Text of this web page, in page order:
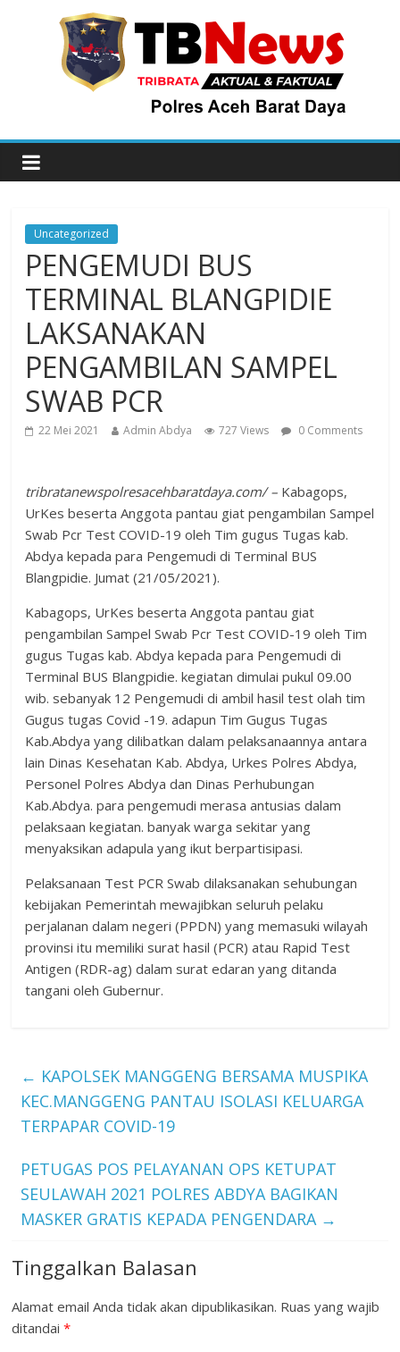
Uncategorized
PENGEMUDI BUS
TERMINAL BLANGPIDIE
LAKSANAKAN
PENGAMBILAN SAMPEL
SWAB PCR
22 Mei 2021 Admin Abdya 727 Views 0 Comments
tribratanewspolresacehbaratdaya.com/ – Kabagops,
UrKes beserta Anggota pantau giat pengambilan Sampel
Swab Pcr Test COVID-19 oleh Tim gugus Tugas kab.
Abdya kepada para Pengemudi di Terminal BUS
Blangpidie. Jumat (21/05/2021).
Kabagops, UrKes beserta Anggota pantau giat
pengambilan Sampel Swab Pcr Test COVID-19 oleh Tim
gugus Tugas kab. Abdya kepada para Pengemudi di
Terminal BUS Blangpidie. kegiatan dimulai pukul 09.00
wib. sebanyak 12 Pengemudi di ambil hasil test olah tim
Gugus tugas Covid -19. adapun Tim Gugus Tugas
Kab.Abdya yang dilibatkan dalam pelaksanaannya antara
lain Dinas Kesehatan Kab. Abdya, Urkes Polres Abdya,
Personel Polres Abdya dan Dinas Perhubungan
Kab.Abdya. para pengemudi merasa antusias dalam
pelaksaan kegiatan. banyak warga sekitar yang
menyaksikan adapula yang ikut berpartisipasi.
Pelaksanaan Test PCR Swab dilaksanakan sehubungan
kebijakan Pemerintah mewajibkan seluruh pelaku
perjalanan dalam negeri (PPDN) yang memasuki wilayah
provinsi itu memiliki surat hasil (PCR) atau Rapid Test
Antigen (RDR-ag) dalam surat edaran yang ditanda
tangani oleh Gubernur.
← KAPOLSEK MANGGENG BERSAMA MUSPIKA
KEC.MANGGENG PANTAU ISOLASI KELUARGA
TERPAPAR COVID-19
PETUGAS POS PELAYANAN OPS KETUPAT
SEULAWAH 2021 POLRES ABDYA BAGIKAN
MASKER GRATIS KEPADA PENGENDARA →
Tinggalkan Balasan
Alamat email Anda tidak akan dipublikasikan. Ruas yang wajib
ditandai*